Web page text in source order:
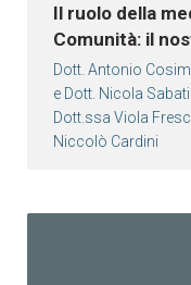
Il ruolo della
Comunità: il
Dott. Antonio
e Dott. Nicola
Dott.ssa Viola
Niccolò Cardini